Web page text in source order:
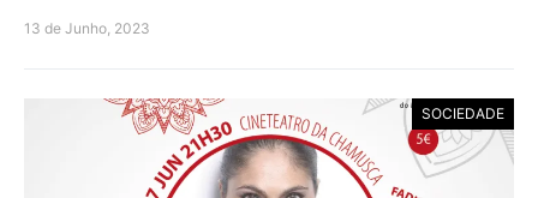
13 de Junho, 2023
SOCIEDADE